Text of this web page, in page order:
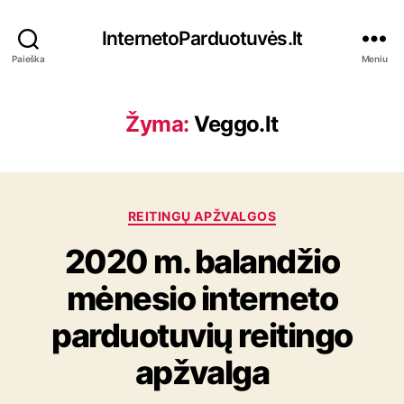
Paieška
InternetoParduotuvės.lt
Meniu
Žyma: Veggo.lt
K
t
e
g
o
r
i
j
REITINGŲ APŽVALGOS
2020 m. balandžio
mėnesio interneto
parduotuvių reitingo
apžvalga